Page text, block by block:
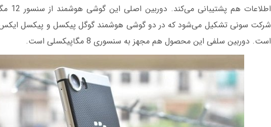
شرکت سونی تشکیل می‌شود که در دو گوشی هوشمند گوگل پیکسل و پیکسل ایکس
است. دوربین سلفی این محصول هم مجهز به سنسوری 8 مگاپیکسلی است.